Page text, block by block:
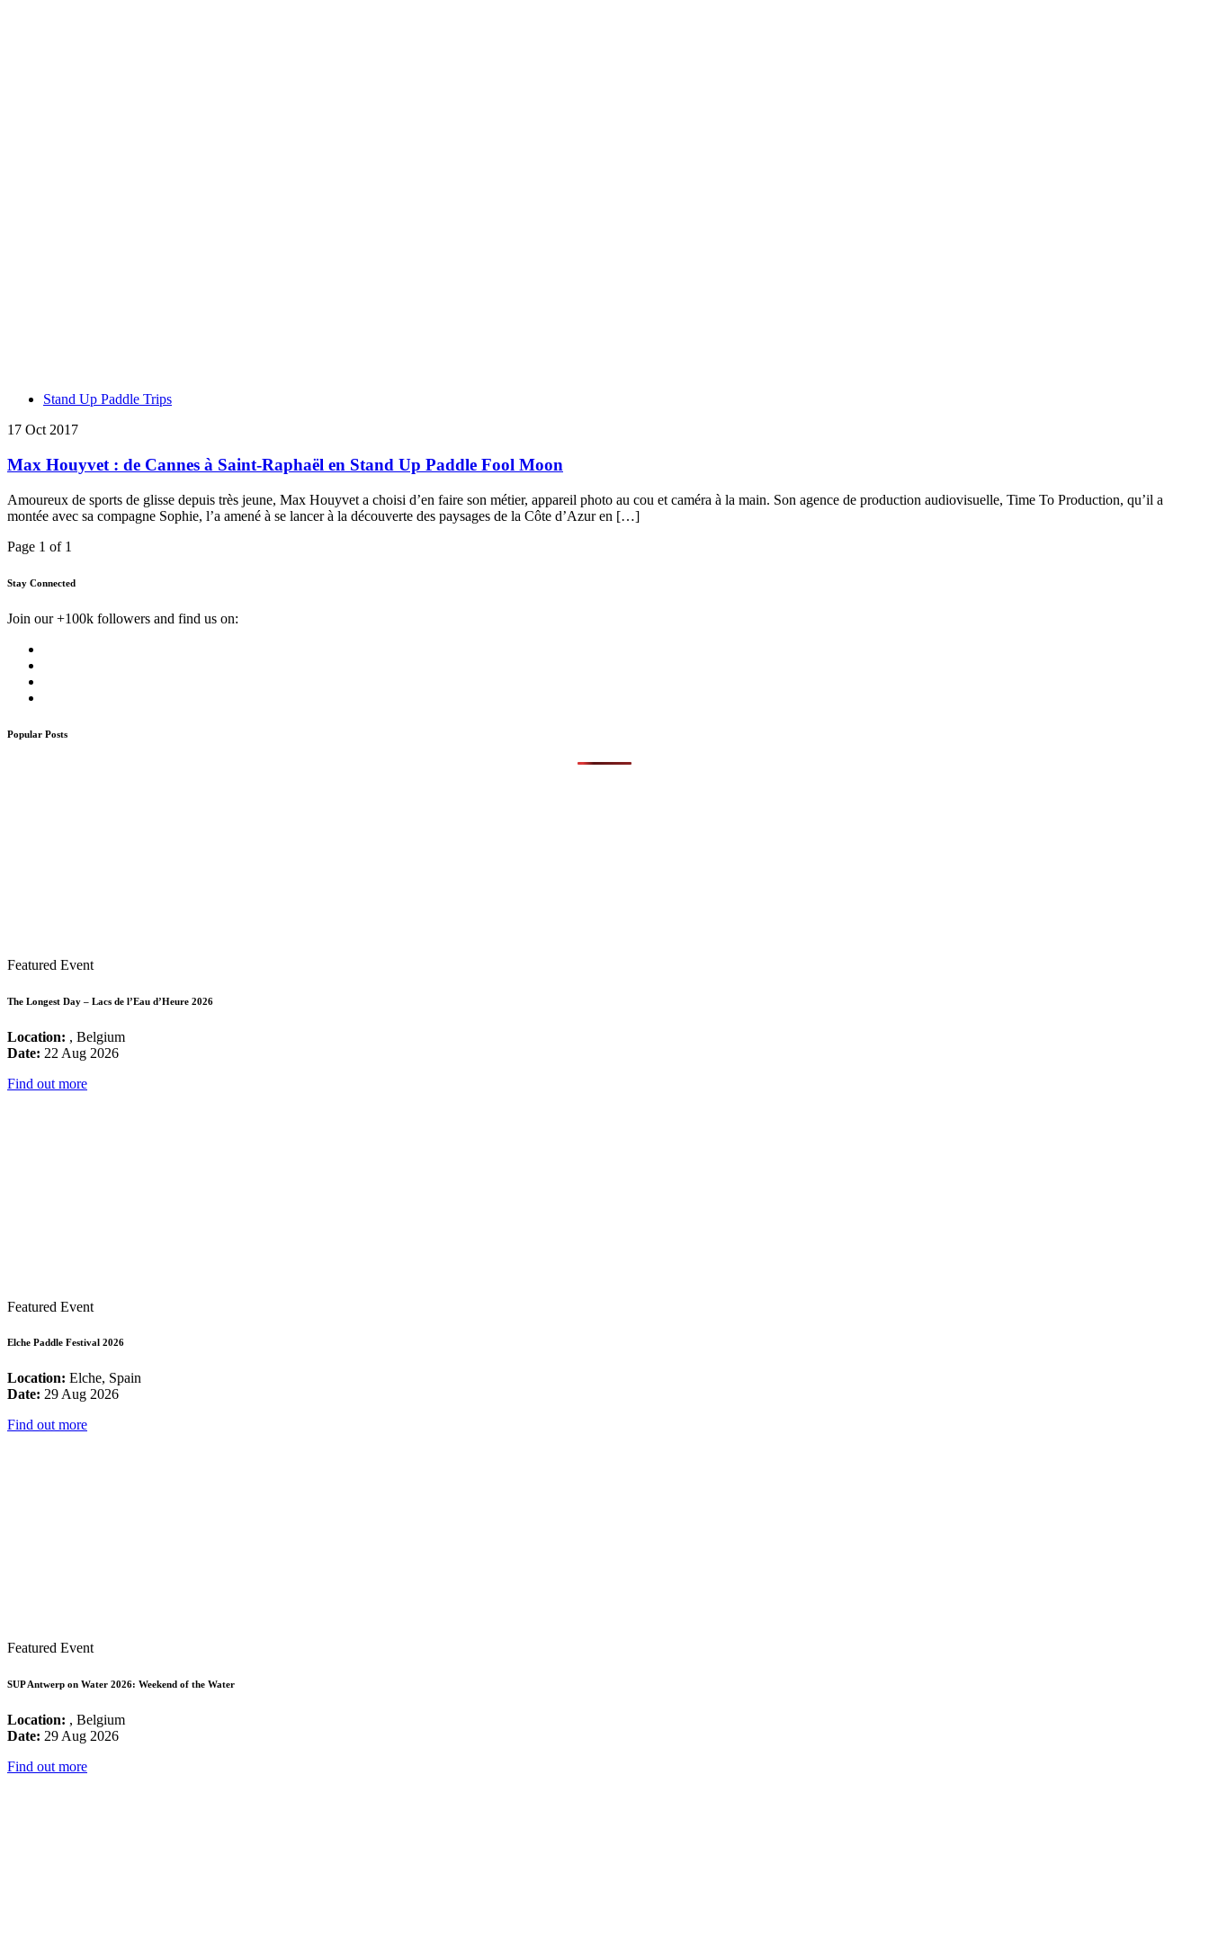
Stand Up Paddle Trips
17 Oct 2017
Max Houyvet : de Cannes à Saint-Raphaël en Stand Up Paddle Fool Moon
Amoureux de sports de glisse depuis très jeune, Max Houyvet a choisi d’en faire son métier, appareil photo au cou et caméra à la main. Son agence de production audiovisuelle, Time To Production, qu’il a
montée avec sa compagne Sophie, l’a amené à se lancer à la découverte des paysages de la Côte d’Azur en […]
Page 1 of 1
Stay Connected
Join our +100k followers and find us on:
Popular Posts
Featured Event
The Longest Day – Lacs de l’Eau d’Heure 2026
Location: , Belgium
Date: 22 Aug 2026
Find out more
Featured Event
Elche Paddle Festival 2026
Location: Elche, Spain
Date: 29 Aug 2026
Find out more
Featured Event
SUP Antwerp on Water 2026: Weekend of the Water
Location: , Belgium
Date: 29 Aug 2026
Find out more